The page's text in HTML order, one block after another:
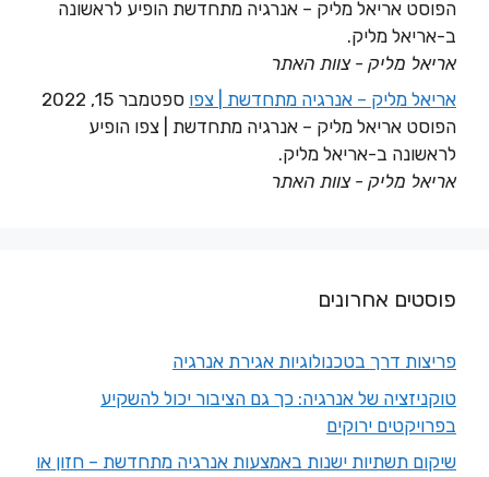
הפוסט אריאל מליק – אנרגיה מתחדשת הופיע לראשונה
ב-אריאל מליק.
אריאל מליק - צוות האתר
אריאל מליק – אנרגיה מתחדשת | צפו ספטמבר 15, 2022
הפוסט אריאל מליק – אנרגיה מתחדשת | צפו הופיע
לראשונה ב-אריאל מליק.
אריאל מליק - צוות האתר
פוסטים אחרונים
פריצות דרך בטכנולוגיות אגירת אנרגיה
טוקניזציה של אנרגיה: כך גם הציבור יכול להשקיע
בפרויקטים ירוקים
שיקום תשתיות ישנות באמצעות אנרגיה מתחדשת – חזון או